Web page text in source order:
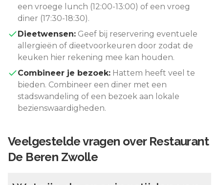
een vroege lunch (12:00-13:00) of een vroeg
diner (17:30-18:30).
Dieetwensen: Geef bij reservering eventuele
allergieën of dieetvoorkeuren door zodat de
keuken hier rekening mee kan houden.
Combineer je bezoek: Hattem heeft veel te
bieden. Combineer een diner met een
stadswandeling of een bezoek aan lokale
bezienswaardigheden.
Veelgestelde vragen over Restaurant
De Beren Zwolle